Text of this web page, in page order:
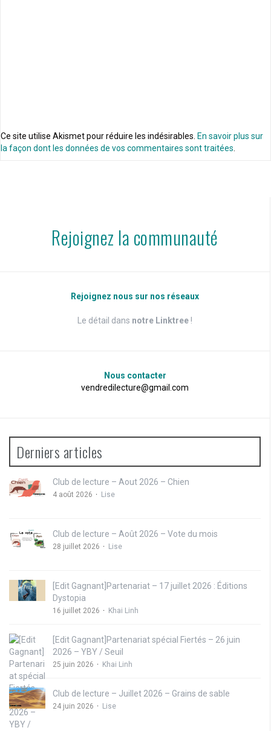
Ce site utilise Akismet pour réduire les indésirables. En savoir plus sur
la façon dont les données de vos commentaires sont traitées
Rejoignez la communauté
Rejoignez nous sur nos réseaux
Le détail dans notre Linktree !
Nous contacter
vendredilecture@gmail.com
Derniers articles
Club de lecture – Aout 2026 – Chien
4 août 2026 Lise
Club de lecture – Août 2026 – Vote du mois
28 juillet 2026 Lise
[Edit Gagnant]Partenariat – 17 juillet 2026 : Éditions
Dystopia
16 juillet 2026 Khai Linh
[Edit Gagnant]Partenariat spécial Fiertés – 26 juin
2026 – YBY / Seuil
25 juin 2026 Khai Linh
Club de lecture – Juillet 2026 – Grains de sable
24 juin 2026 Lise